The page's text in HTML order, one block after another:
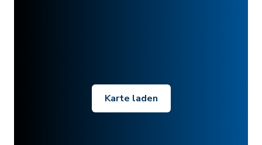
Karte laden